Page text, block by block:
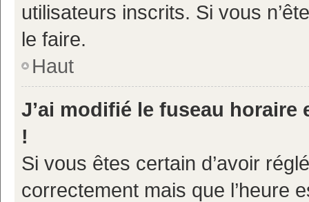
utilisateurs inscrits. Si vous
le faire.
Haut
J’ai modifié le fuseau horaire
!
Si vous êtes certain d’avoir
correctement mais que l’heure